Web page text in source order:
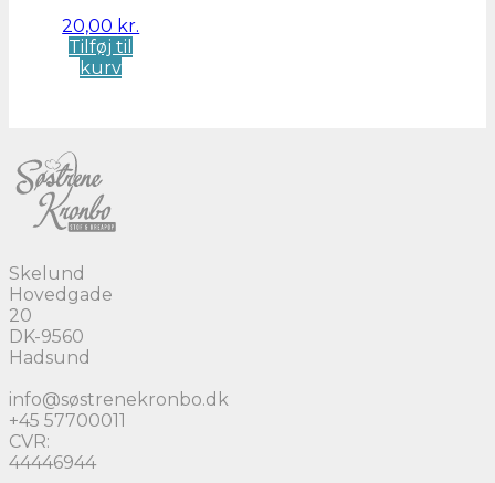
20,00 kr.
Tilføj til
kurv
Skelund
Hovedgade
20
DK-9560
Hadsund
info@søstrenekronbo.dk
+45 57700011
CVR:
44446944